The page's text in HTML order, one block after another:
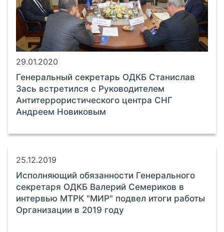
29.01.2020
Генеральный секретарь ОДКБ Станислав
Зась встретился с Руководителем
Антитеррористического центра СНГ
Андреем Новиковым
25.12.2019
Исполняющий обязанности Генерального
секретаря ОДКБ Валерий Семериков в
интервью МТРК "МИР" подвел итоги работы
Организации в 2019 году